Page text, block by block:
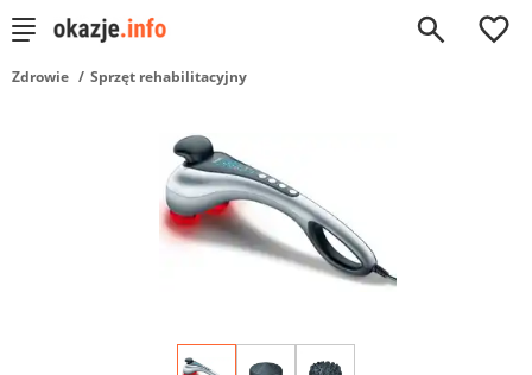
0
Zdrowie Sprzęt rehabilitacyjny